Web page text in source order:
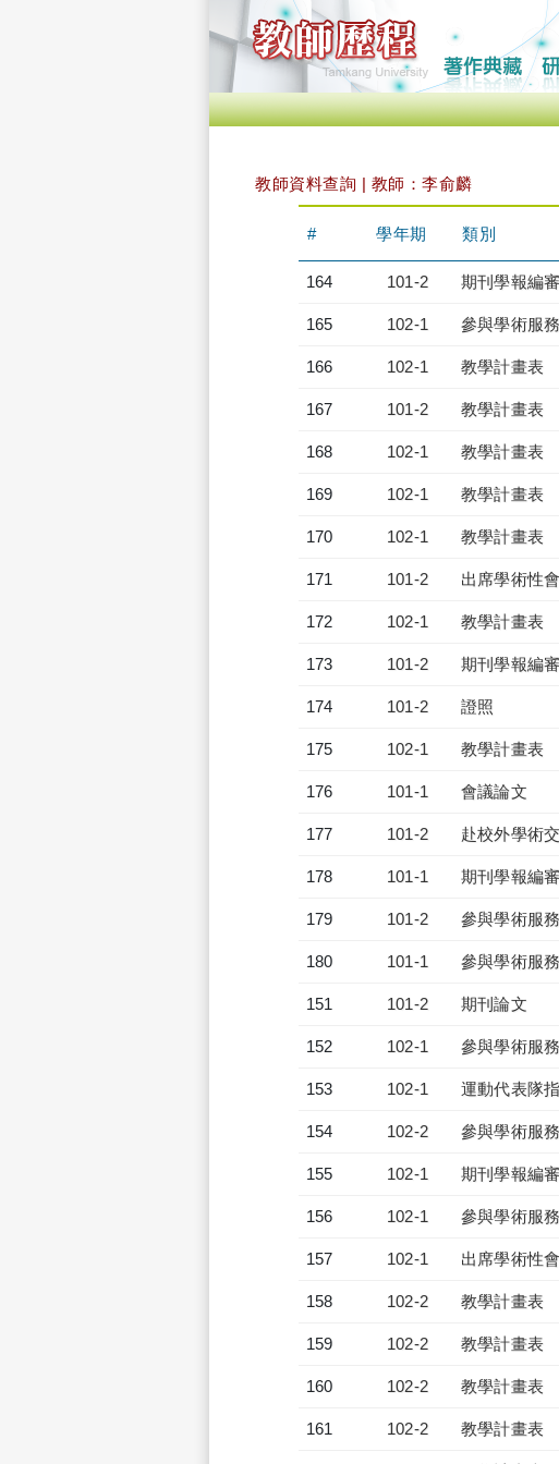
教師資料查詢 | 教師：李俞麟
# 學年期 類別
164 101-2 期刊學報編審
165 102-1 參與學術服務
166 102-1 教學計畫表
167 101-2 教學計畫表
168 102-1 教學計畫表
169 102-1 教學計畫表
170 102-1 教學計畫表
171 101-2 出席學術性
172 102-1 教學計畫表
173 101-2 期刊學報編審
174 101-2 證照
175 102-1 教學計畫表
176 101-1 會議論文
177 101-2 赴校外學術
178 101-1 期刊學報編審
179 101-2 參與學術服務
180 101-1 參與學術服務
151 101-2 期刊論文
152 102-1 參與學術服務
153 102-1 運動代表隊
154 102-2 參與學術服務
155 102-1 期刊學報編審
156 102-1 參與學術服務
157 102-1 出席學術性
158 102-2 教學計畫表
159 102-2 教學計畫表
160 102-2 教學計畫表
161 102-2 教學計畫表